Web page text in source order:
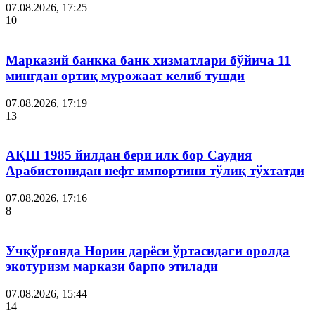
07.08.2026, 17:25
10
Марказий банкка банк хизматлари бўйича 11
мингдан ортиқ мурожаат келиб тушди
07.08.2026, 17:19
13
АҚШ 1985 йилдан бери илк бор Саудия
Арабистонидан нефт импортини тўлиқ тўхтатди
07.08.2026, 17:16
8
Учқўрғонда Норин дарёси ўртасидаги оролда
экотуризм маркази барпо этилади
07.08.2026, 15:44
14